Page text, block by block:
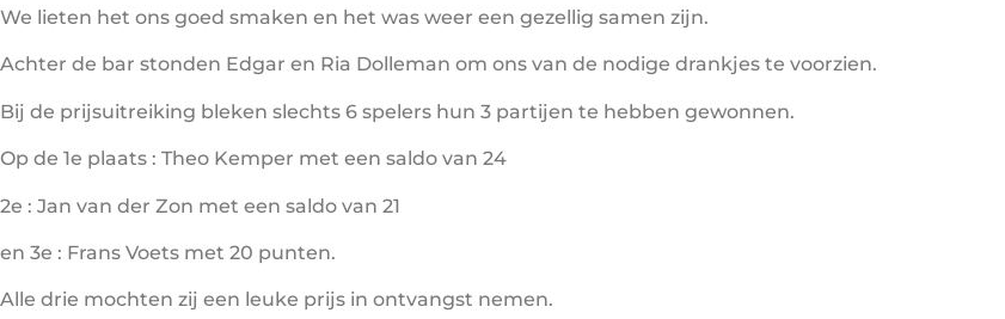
We lieten het ons goed smaken en het was weer een gezellig samen zijn.
Achter de bar stonden Edgar en Ria Dolleman om ons van de nodige drankjes te voorzien.
Bij de prijsuitreiking bleken slechts 6 spelers hun 3 partijen te hebben gewonnen.
Op de 1e plaats : Theo Kemper met een saldo van 24
2e : Jan van der Zon met een saldo van 21
en 3e : Frans Voets met 20 punten.
Alle drie mochten zij een leuke prijs in ontvangst nemen.